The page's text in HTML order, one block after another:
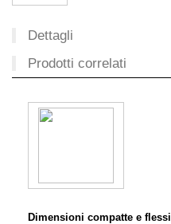
Dettagli
Prodotti correlati
Dimensioni compatte e